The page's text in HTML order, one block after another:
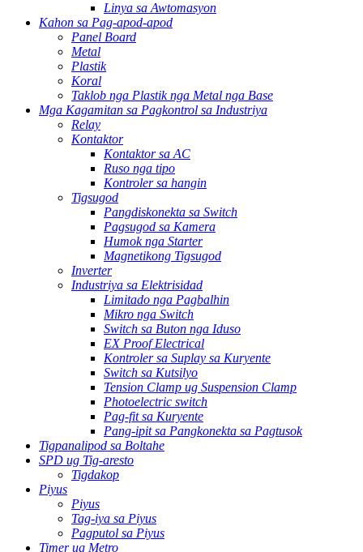
Linya sa Awtomasyon
Kahon sa Pag-apod-apod
Panel Board
Metal
Plastik
Koral
Taklob nga Plastik nga Metal nga Base
Mga Kagamitan sa Pagkontrol sa Industriya
Relay
Kontaktor
Kontaktor sa AC
Ruso nga tipo
Kontroler sa hangin
Tigsugod
Pangdiskonekta sa Switch
Pagsugod sa Kamera
Humok nga Starter
Magnetikong Tigsugod
Inverter
Industriya sa Elektrisidad
Limitado nga Pagbalhin
Mikro nga Switch
Switch sa Buton nga Iduso
EX Proof Electrical
Kontroler sa Suplay sa Kuryente
Switch sa Kutsilyo
Tension Clamp ug Suspension Clamp
Photoelectric switch
Pag-fit sa Kuryente
Pang-ipit sa Pangkonekta sa Pagtusok
Tigpanalipod sa Boltahe
SPD ug Tig-aresto
Tigdakop
Piyus
Piyus
Tag-iya sa Piyus
Pagputol sa Piyus
Timer ug Metro